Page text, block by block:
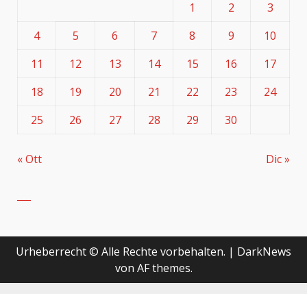
1
2
3
4
5 6 7 8 9
10
11
12 13 14 15 16
17
18
19 20 21 22 23
24
25
26 27 28 29 30
« Ott Dic »
Urheberrecht © Alle Rechte vorbehalten. | DarkNews
von AF themes.